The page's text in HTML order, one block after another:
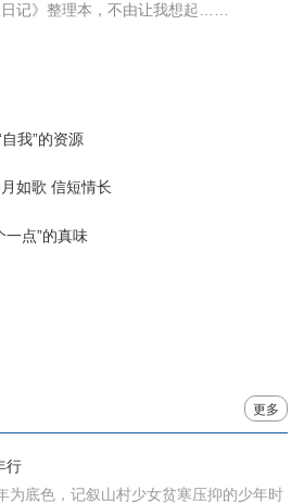
记》整理本，不由让我想起……
我”的资源
如歌 信短情长
一点”的真味
更多
行
为底色，记叙山村少女贫寒压抑的少年时